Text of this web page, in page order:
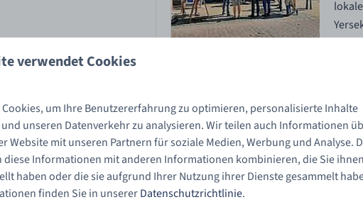
| 8 KM
08:00-20:00, Samstag 07:30-
verwendet Cookies
um Ihre Benutzererfahrung zu optimieren, personalisierte Inhalte
unseren Datenverkehr zu analysieren. Wir teilen auch Informationen
Website mit unseren Partnern für soziale Medien, Werbung und Analyse.
diese Informationen mit anderen Informationen kombinieren, die Sie
haben oder die sie aufgrund Ihrer Nutzung ihrer Dienste gesammelt
finden Sie in unsererDatenschutzrichtlinie.